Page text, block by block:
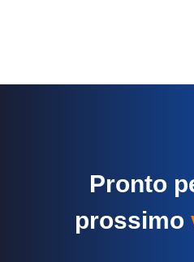
Pronto
prossimo